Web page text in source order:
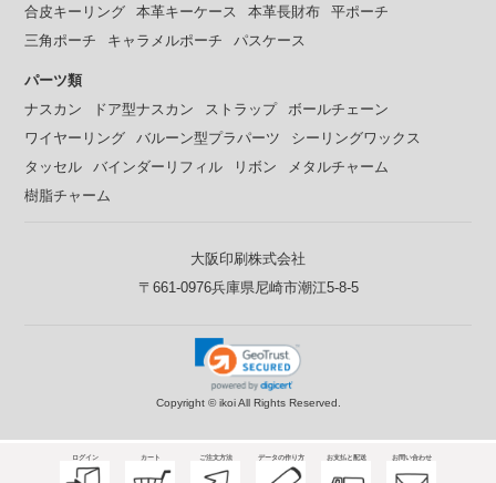
ログイン カート ご注文方法 データの作り方 お支払と配送 お問い合わせ
合皮キーリング
本革キーケース 本革長財布
平ポーチ
三角ポーチ
キャラメルポーチ パスケース
パーツ類
ナスカン
ドア型ナスカン ストラップ
ボールチェーン
ワイヤーリング
バルーン型プラパーツ
シーリングワックス
タッセル
バインダーリフィル リボン
メタルチャーム
樹脂チャーム
大阪印刷株式会社
〒661-0976兵庫県尼崎市潮江5-8-5
Copyright ©ikoi All Rights Reserved.